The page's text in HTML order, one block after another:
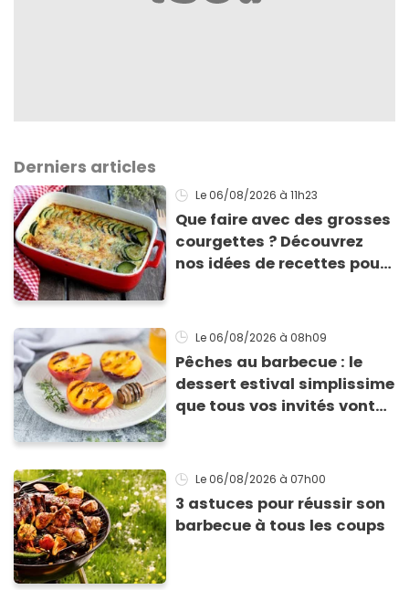
Derniers articles
Le 06/08/2026 à 11h23
Que faire avec des grosses
courgettes ? Découvrez
nos idées de recettes pour
Le 06/08/2026 à 08h09
Pêches au barbecue : le
dessert estival simplissime
que tous vos invités vont
Le 06/08/2026 à 07h00
3 astuces pour réussir son
barbecue à tous les coups